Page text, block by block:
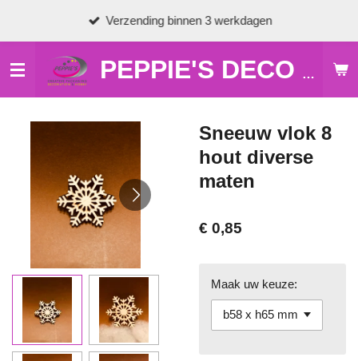
de
hoofdinhoud
PEPPIE'S DECO & HOBBY
Verzending binnen 3 werkdagen
Sneeuw vlok 8
hout diverse
maten
€ 0,85
Maak uw keuze: